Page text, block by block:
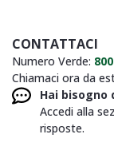
CONTATTACI
Numero Verde:
Chiamaci ora da
Hai bisogno
Accedi alla
risposte.